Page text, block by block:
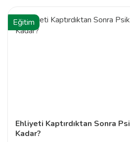
Eğitim
Ehliyeti Kaptırdıktan Sonra
Kadar?